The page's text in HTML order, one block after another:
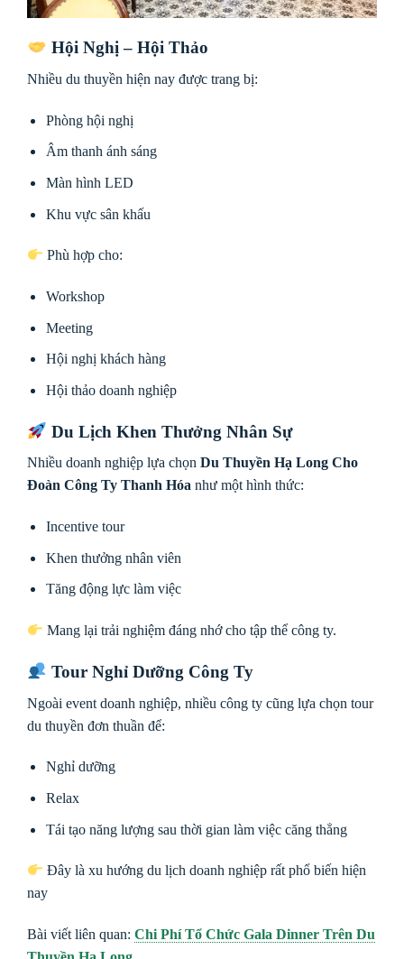
Hội Nghị – Hội Thảo
Nhiều du thuyền hiện nay được trang bị:
Phòng hội nghị
Âm thanh ánh sáng
Màn hình LED
Khu vực sân khấu
Phù hợp cho:
Workshop
Meeting
Hội nghị khách hàng
Hội thảo doanh nghiệp
Du Lịch Khen Thưởng Nhân Sự
Nhiều doanh nghiệp lựa chọn Du Thuyền Hạ Long Cho
Đoàn Công Ty Thanh Hóa như một hình thức:
Incentive tour
Khen thưởng nhân viên
Tăng động lực làm việc
Mang lại trải nghiệm đáng nhớ cho tập thể công ty.
Tour Nghỉ Dưỡng Công Ty
Ngoài event doanh nghiệp, nhiều công ty cũng lựa chọn tour
du thuyền đơn thuần để:
Nghỉ dưỡng
Relax
Tái tạo năng lượng sau thời gian làm việc căng thẳng
Đây là xu hướng du lịch doanh nghiệp rất phổ biến hiện
nay
Bài viết liên quan: Chi Phí Tổ Chức Gala Dinner Trên Du